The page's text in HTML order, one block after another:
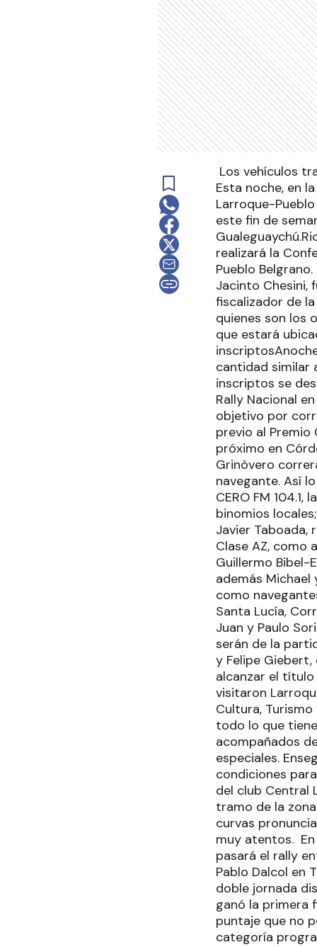
Los vehículos
Esta noche, en
Larroque-
este fin de
realizará la
Pueblo
Jacinto Chesini,
fiscalizador de
quienes son los
que estará
cantidad similar
inscriptos se
Rally Nacional
objetivo por
previo al
próximo en
Grinòvero
navegante. Así
CERO FM
binomios
Javier Taboada,
Clase AZ, como
Guillermo Bibel-
además Michael
como
Santa Lucía,
Juan y Paulo
serán de la
y Felipe Giebert,
alcanzar el título
visitaron
Cultura,
todo lo que
acompañados
especiales.
condiciones
del club Central
tramo de la
curvas
muy atentos.
pasará el rally
Pablo Dalcol en
doble jornada
ganó la primera
puntaje que no
categoría